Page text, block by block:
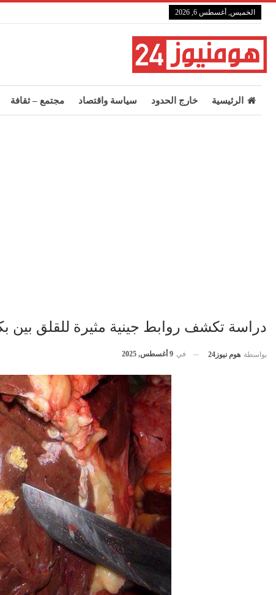
الخميس, أغسطس 6, 2026
الرئيسية خارج الحدود سياسة واقتصاد مجتمع – ثقافة
دراسة تكشف روابط جينية مثيرة للقلق بين
بواسطة هوم نيوز24 في 9 أغسطس, 2025